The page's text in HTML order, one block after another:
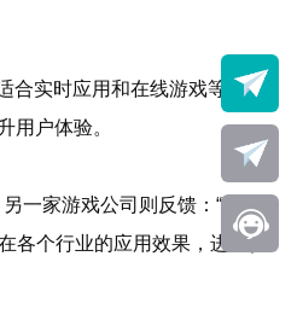
合实时应用和在线游戏等对延
用户体验。
一家游戏公司则反馈：“我们
各个行业的应用效果，进一步